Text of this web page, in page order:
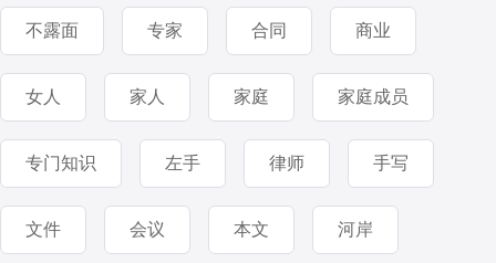
不露面 专家 合同 商业
女人 家人 家庭 家庭成员
专门知识 左手 律师 手写
文件 会议 本文 河岸